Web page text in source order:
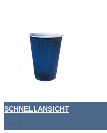
+
SCHNELLANSICHT